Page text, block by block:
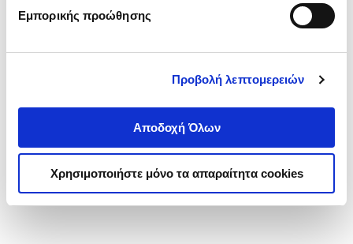
Εμπορικής προώθησης
Προβολή λεπτομερειών
Αποδοχή Όλων
Χρησιμοποιήστε μόνο τα απαραίτητα cookies